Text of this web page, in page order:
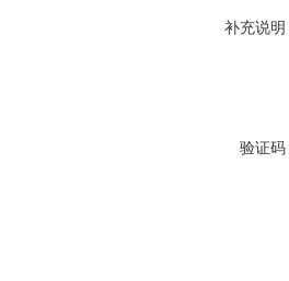
补充说明
验证码